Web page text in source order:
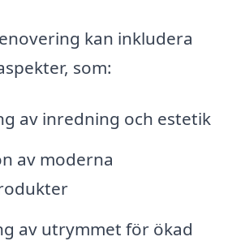
kan inkludera
som:
av inredning och estetik
av moderna
av utrymmet för ökad